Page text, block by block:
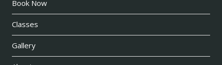
Book Now
Classes
Gallery